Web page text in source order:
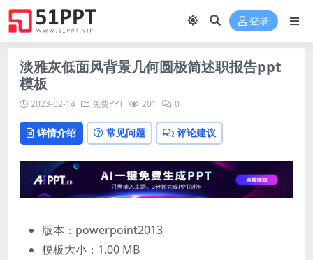
登录
淡雅灰低面风背景几何圆极简述职报告ppt
模板
2023-02-14 免费PPT 201 0
详情介绍 常见问题 评论建议
版本：powerpoint2013
模板大小： 1.00 MB